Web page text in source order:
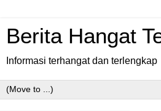
Berita Hangat
Informasi terhangat dan terlengkap